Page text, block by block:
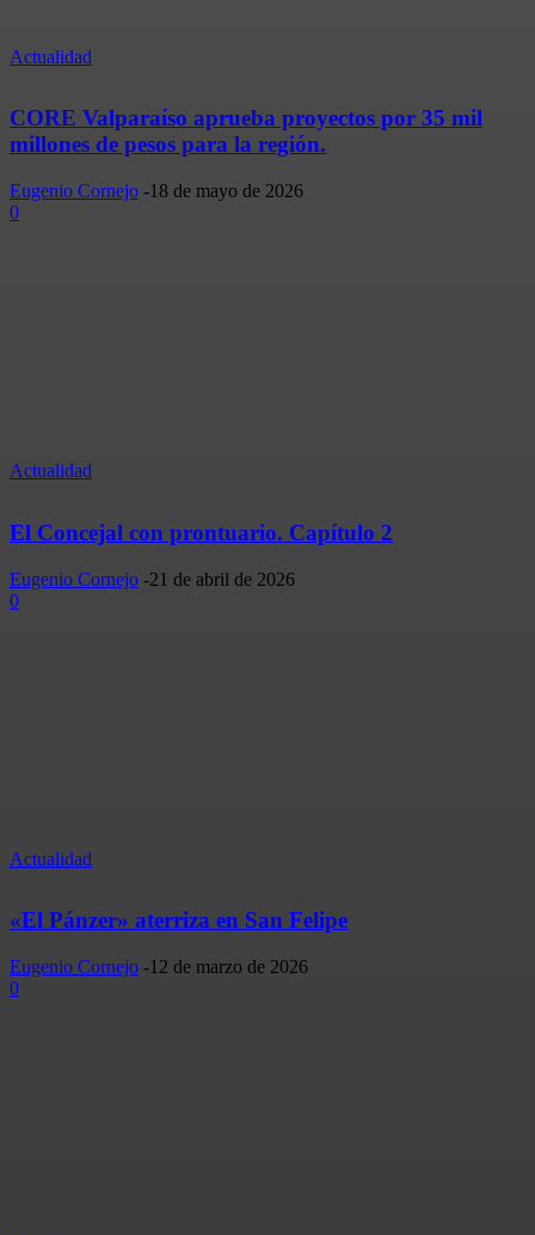
Actualidad
CORE Valparaíso aprueba proyectos por 35 mil
millones de pesos para la región.
Eugenio Cornejo -18 de mayo de 2026
0
Actualidad
El Concejal con prontuario. Capítulo 2
Eugenio Cornejo -21 de abril de 2026
0
Actualidad
«El Pánzer» aterriza en San Felipe
Eugenio Cornejo -12 de marzo de 2026
0